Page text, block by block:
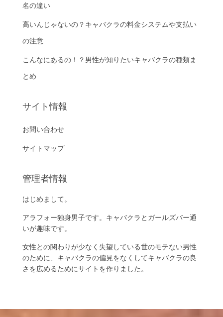
名の違い
高いんじゃないの？キャバクラの料金システムや支払い
の注意
こんなにあるの！？男性が知りたいキャバクラの種類ま
とめ
サイト情報
お問い合わせ
サイトマップ
管理者情報
はじめまして。
アラフォー独身男子です。キャバクラとガールズバー通
いが趣味です。
女性との関わりが少なく失望している世のモテない男性
のために、キャバクラの偏見をなくしてキャバクラの良
さを広めるためにサイトを作りました。